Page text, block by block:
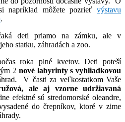
napríklad môžete pozrieť výstavu
.
deti priamo na zámku, ale v
statku, záhradách a zoo.
roka plné kvetov. Deti poteší
2 nové labyrinty s vyhliadkovou
V časti za veľkostatkom Vaše
ale aj vzorne udržiavaná
efektné sú stredomorské oleandre,
do črepníkov, ktoré v zime